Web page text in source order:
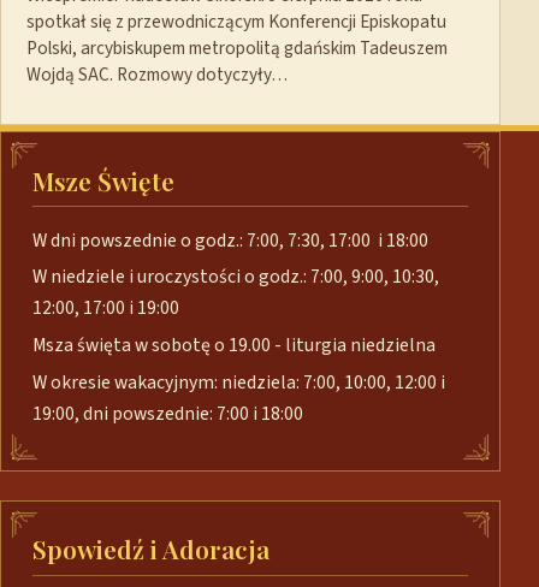
spotkał się z przewodniczącym Konferencji Episkopatu
Polski, arcybiskupem metropolitą gdańskim Tadeuszem
Wojdą SAC. Rozmowy dotyczyły…
Msze Święte
W dni powszednie o godz.: 7:00, 7:30, 17:00 i 18:00
W niedziele i uroczystości o godz.: 7:00, 9:00, 10:30,
12:00, 17:00 i 19:00
Msza święta w sobotę o 19.00 - liturgia niedzielna
W okresie wakacyjnym: niedziela: 7:00, 10:00, 12:00 i
19:00, dni powszednie: 7:00 i 18:00
Spowiedź i Adoracja